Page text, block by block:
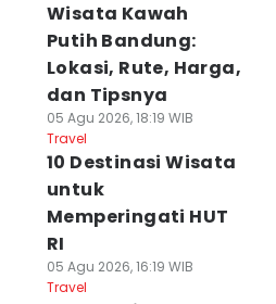
Wisata Kawah
Putih Bandung:
Lokasi, Rute, Harga,
dan Tipsnya
05 Agu 2026, 18:19 WIB
Travel
10 Destinasi Wisata
untuk
Memperingati HUT
RI
05 Agu 2026, 16:19 WIB
Travel